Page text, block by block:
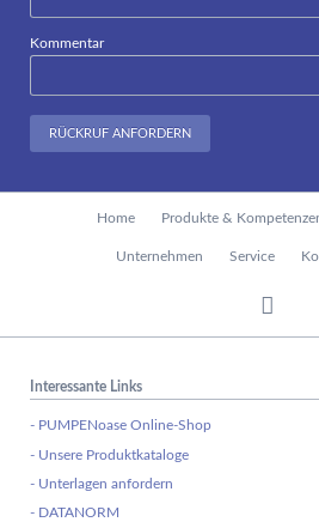
Kommentar
RÜCKRUF ANFORDERN
Home Produkte &
Unternehmen Service
Interessante Links
- PUMPENoase Online-Shop
- Unsere Produktkataloge
- Unterlagen anfordern
- DATANORM